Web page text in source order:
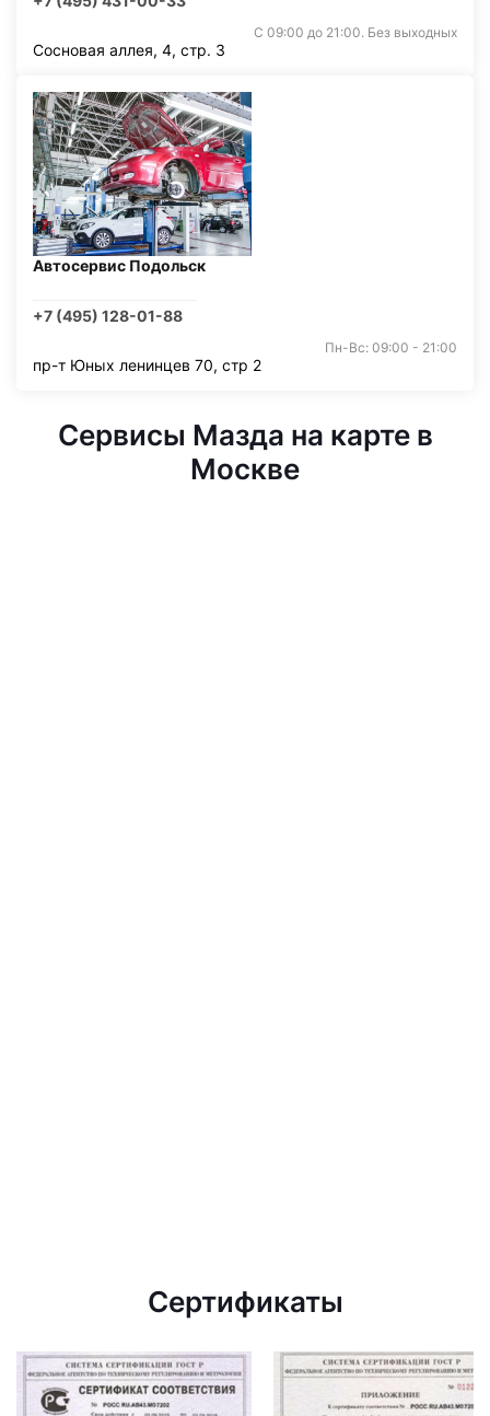
С 09:00 до 21:00. Без выходных
Сосновая аллея, 4, стр. 3
Автосервис Подольск
+7 (495) 128-01-88
Пн-Вс: 09:00 - 21:00
пр-т Юных ленинцев 70, стр 2
Сервисы Мазда на карте в
Москве
Сертификаты